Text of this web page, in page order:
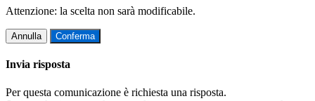
Attenzione: la scelta non sarà modificabile.
Annulla Conferma
Invia risposta
Per questa comunicazione è richiesta una risposta.